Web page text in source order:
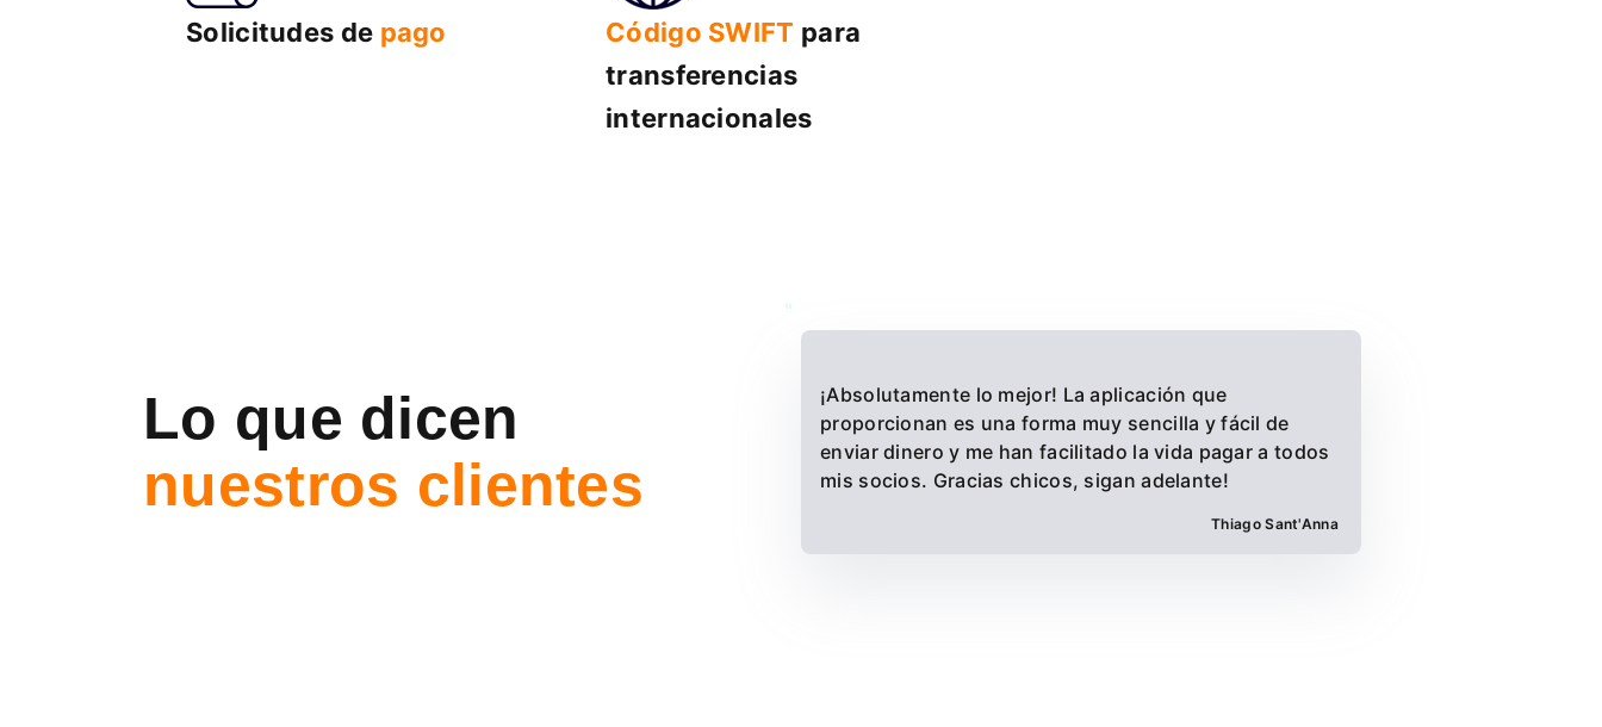
Solicitudes de pago Código SWIFT para
transferencias
internacionales
Lo que dicen
nuestros clientes
"
¡Absolutamente lo mejor! La aplicación que
proporcionan es una forma muy sencilla y fácil de
enviar dinero y me han facilitado la vida pagar a todos
mis socios. Gracias chicos, sigan adelante!
Thiago Sant'Anna